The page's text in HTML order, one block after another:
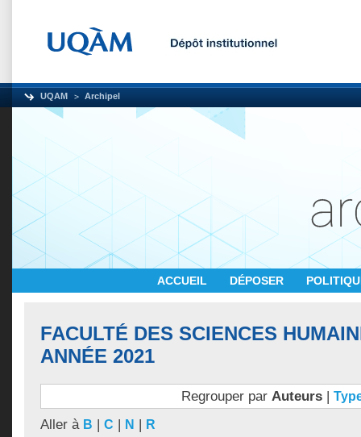
UQAM Archipel
ACCUEIL DÉPOSER
FACULTÉ DES SCIENCES
ANNÉE 2021
Regrouper par Auteurs|
Aller à B | C | N | R